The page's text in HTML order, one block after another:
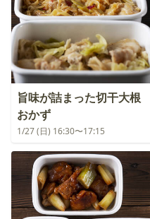
旨味が詰まった切干大根
おかず
1/27 (日) 16:30〜17:15